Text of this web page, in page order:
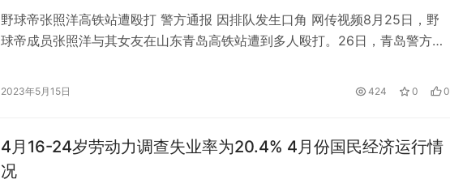
野球帝张照洋高铁站遭殴打 警方通报 因排队发生口角 网传视频8月25日，野
球帝成员张照洋与其女友在山东青岛高铁站遭到多人殴打。26日，青岛警方通
8月26日，青岛铁警在线通报：2022年8月25日17时58分，青岛铁路公安处青
2023年5月15日 424 0 0
4月16-24岁劳动力调查失业率为20.4% 4月份国民经济运行情
况